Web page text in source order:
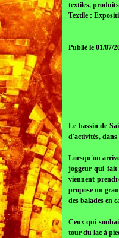
textiles,
Textile :
Publié le 01/07/
Le bassin de
d'activités, dans
Lorsqu'on
joggeur qui fait
viennent
propose un
des balades en
Ceux qui
tour du lac à